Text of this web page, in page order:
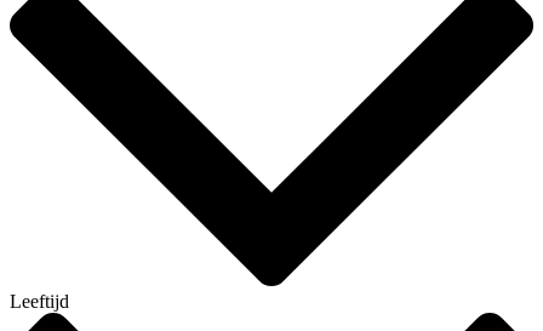
Leeftijd